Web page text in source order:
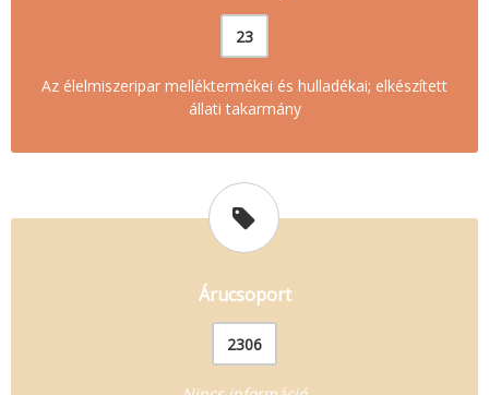
23
Az élelmiszeripar melléktermékei és hulladékai; elkészített
állati takarmány
Árucsoport
2306